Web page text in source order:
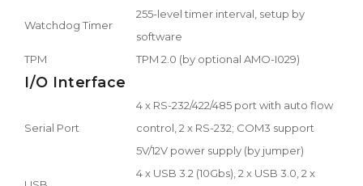
Watchdog Timer
255-level timer interval, setup by
software
TPM
TPM 2.0 (by optional AMO-I029)
I/O Interface
Serial Port
4 x RS-232/422/485 port with auto flow
control, 2 x RS-232; COM3 support
5V/12V power supply (by jumper)
4 x USB 3.2 (10Gbs), 2 x USB 3.0, 2 x